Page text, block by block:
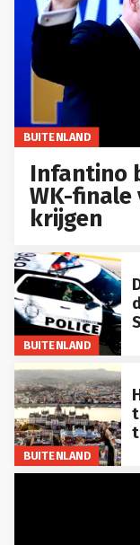
BUITENLAND
Infantino
WK-finale
krijgen
BUITENLAND
BUITENLAND